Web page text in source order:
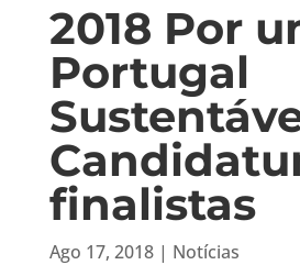
2018 Por
Portugal
finalistas
Ago 17, 2018| Notícias